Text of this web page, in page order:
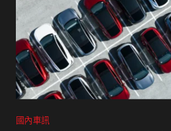
國內車訊